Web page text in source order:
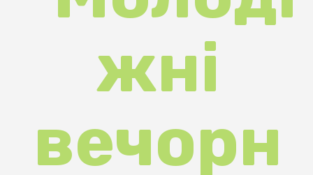
жні
вечорн
иці”